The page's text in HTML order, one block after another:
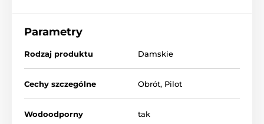
Parametry
Rodzaj produktu Damskie
Cechy szczególne Obrót, Pilot
Wodoodporny tak